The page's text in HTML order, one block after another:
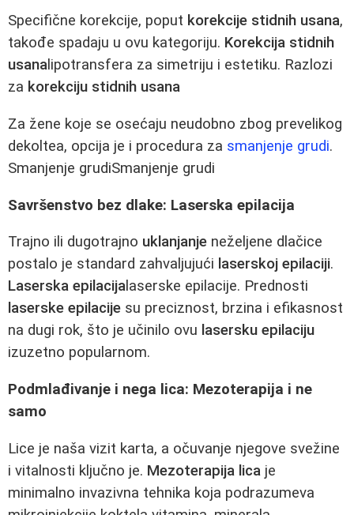
Specifične korekcije, poput korekcije stidnih usana,
takođe spadaju u ovu kategoriju. Korekcija stidnih
usana lipotransfera za simetriju i estetiku. Razlozi
za korekciju stidnih usana
Za žene koje se osećaju neudobno zbog prevelikog
dekoltea, opcija je i procedura za smanjenje grudi.
Smanjenje grudiSmanjenje grudi
Savršenstvo bez dlake: Laserska epilacija
Trajno ili dugotrajno uklanjanje neželjene dlačice
postalo je standard zahvaljujući laserskoj epilaciji.
Laserska epilacija laserske epilacije. Prednosti
laserske epilacije su preciznost, brzina i efikasnost
na dugi rok, što je učinilo ovu lasersku epilaciju
izuzetno popularnom.
Podmlađivanje i nega lica: Mezoterapija i ne
samo
Lice je naša vizit karta, a očuvanje njegove svežine
i vitalnosti ključno je. Mezoterapija lica je
minimalno invazivna tehnika koja podrazumeva